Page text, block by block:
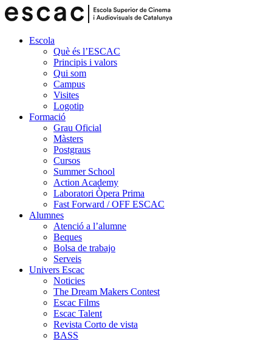
Escola
Què és l’ESCAC
Principis i valors
Qui som
Campus
Visites
Logotip
Formació
Grau Oficial
Màsters
Postgraus
Cursos
Summer School
Action Academy
Laboratori Òpera Prima
Fast Forward / OFF ESCAC
Alumnes
Atenció a l’alumne
Beques
Bolsa de trabajo
Serveis
Univers Escac
Noticies
The Dream Makers Contest
Escac Films
Escac Talent
Revista Corto de vista
BASS